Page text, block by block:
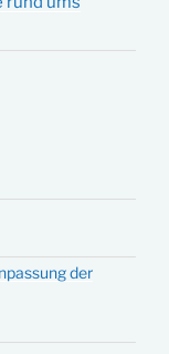
der